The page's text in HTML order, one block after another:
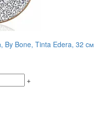
By Bone, Tinta Edera, 32 cм
+